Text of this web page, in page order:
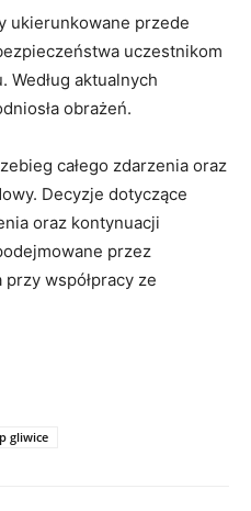
ukierunkowane przede
uczestnikom
aktualnych
obrażeń.
całego zdarzenia oraz
Decyzje dotyczące
oraz kontynuacji
przez
współpracy ze
gliwice